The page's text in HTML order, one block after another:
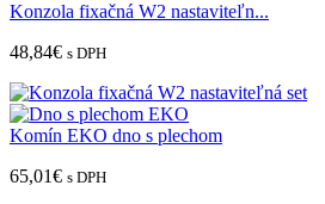
Konzola fixačná W2 nastaviteľn...
48,84€ s DPH
Komín EKO dno s plechom
65,01€ s DPH